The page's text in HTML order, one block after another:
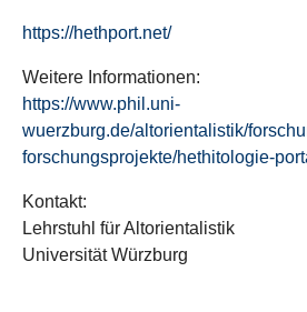
https://hethport.net/
Weitere Informationen:
https://www.phil.uni-
wuerzburg.de/altorientalistik/
forschungsprojekte/hethitologie-
Kontakt:
Lehrstuhl für Altorientalistik
Universität Würzburg